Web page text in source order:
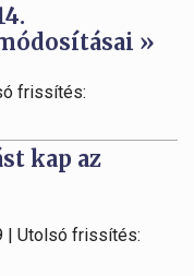
»
frissítés:
kap az
| Utolsó frissítés: